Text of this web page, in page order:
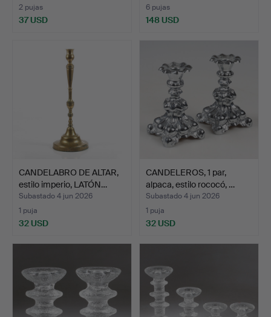
2 pujas
37 USD
6 pujas
148 USD
CANDELABRO DE ALTAR,
estilo imperio, LATÓN…
Subastado 4 jun 2026
1 puja
32 USD
CANDELEROS, 1 par,
alpaca, estilo rococó, …
Subastado 4 jun 2026
1 puja
32 USD